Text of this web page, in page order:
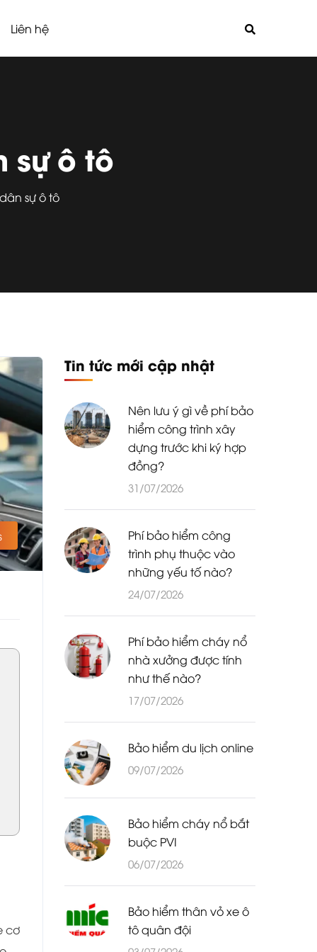
Liên hệ
sự ô tô
sự ô tô
cơ
Tin tức mới cập nhật
Nên lưu ý gì về phí bảo
hiểm công trình xây
dựng trước khi ký hợp
đồng?
31/07/2026
Phí bảo hiểm công
trình phụ thuộc vào
những yếu tố nào?
24/07/2026
Phí bảo hiểm cháy nổ
nhà xưởng được tính
như thế nào?
17/07/2026
Bảo hiểm du lịch online
09/07/2026
Bảo hiểm cháy nổ bắt
buộc PVI
06/07/2026
Bảo hiểm thân vỏ xe ô
tô quân đội